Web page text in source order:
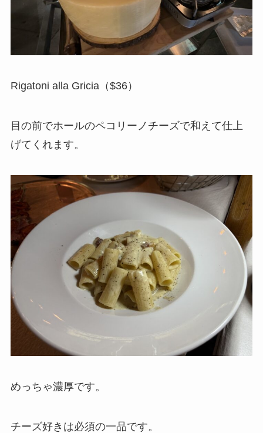
Rigatoni alla Gricia（$36）
目の前でホールのペコリーノチーズで和えて仕上
げてくれます。
めっちゃ濃厚です。
チーズ好きは必須の一品です。